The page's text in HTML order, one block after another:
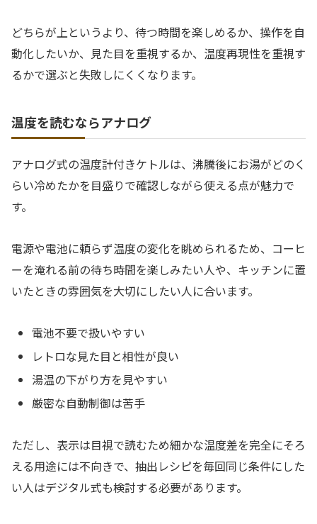
どちらが上というより、待つ時間を楽しめるか、操作を自
動化したいか、見た目を重視するか、温度再現性を重視す
るかで選ぶと失敗しにくくなります。
温度を読むならアナログ
アナログ式の温度計付きケトルは、沸騰後にお湯がどのく
らい冷めたかを目盛りで確認しながら使える点が魅力で
す。
電源や電池に頼らず温度の変化を眺められるため、コーヒ
ーを淹れる前の待ち時間を楽しみたい人や、キッチンに置
いたときの雰囲気を大切にしたい人に合います。
電池不要で扱いやすい
レトロな見た目と相性が良い
湯温の下がり方を見やすい
厳密な自動制御は苦手
ただし、表示は目視で読むため細かな温度差を完全にそろ
える用途には不向きで、抽出レシピを毎回同じ条件にした
い人はデジタル式も検討する必要があります。